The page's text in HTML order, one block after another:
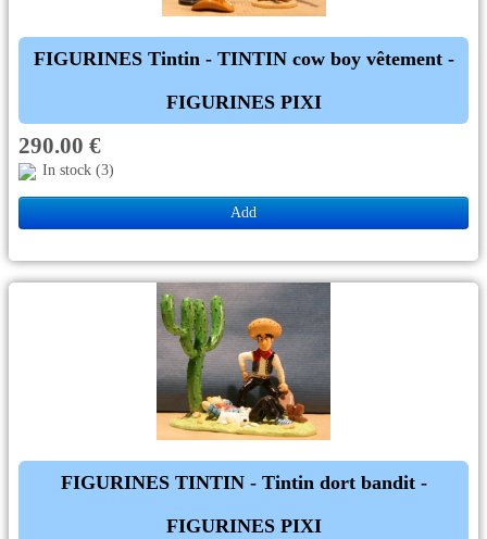
PLUS D'OBJETS ET VETEMENTS BD
IDEES CADEAUX ET PLUS▼
BYZANCE▼
FIGURINES Tintin - TINTIN cow boy vêtement -
FIGURINES PIXI
290.00 €
In stock (3)
Add
FIGURINES TINTIN - Tintin dort bandit -
FIGURINES PIXI